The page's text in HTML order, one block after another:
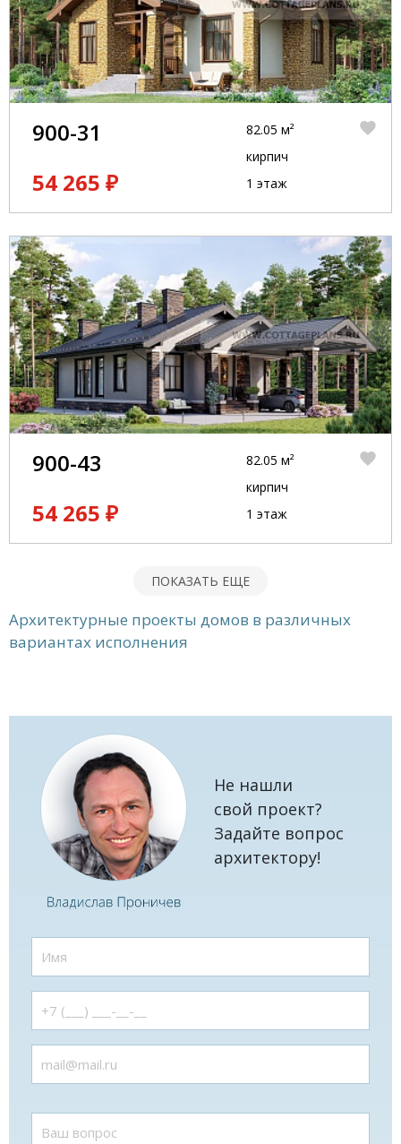
900-31
54 265 ₽
82.05 м²
кирпич
1 этаж
900-43
54 265 ₽
82.05 м²
кирпич
1 этаж
ПОКАЗАТЬ ЕЩЕ
Архитектурные проекты домов в различных
вариантах исполнения
Не нашли
свой проект?
Задайте вопрос
архитектору!